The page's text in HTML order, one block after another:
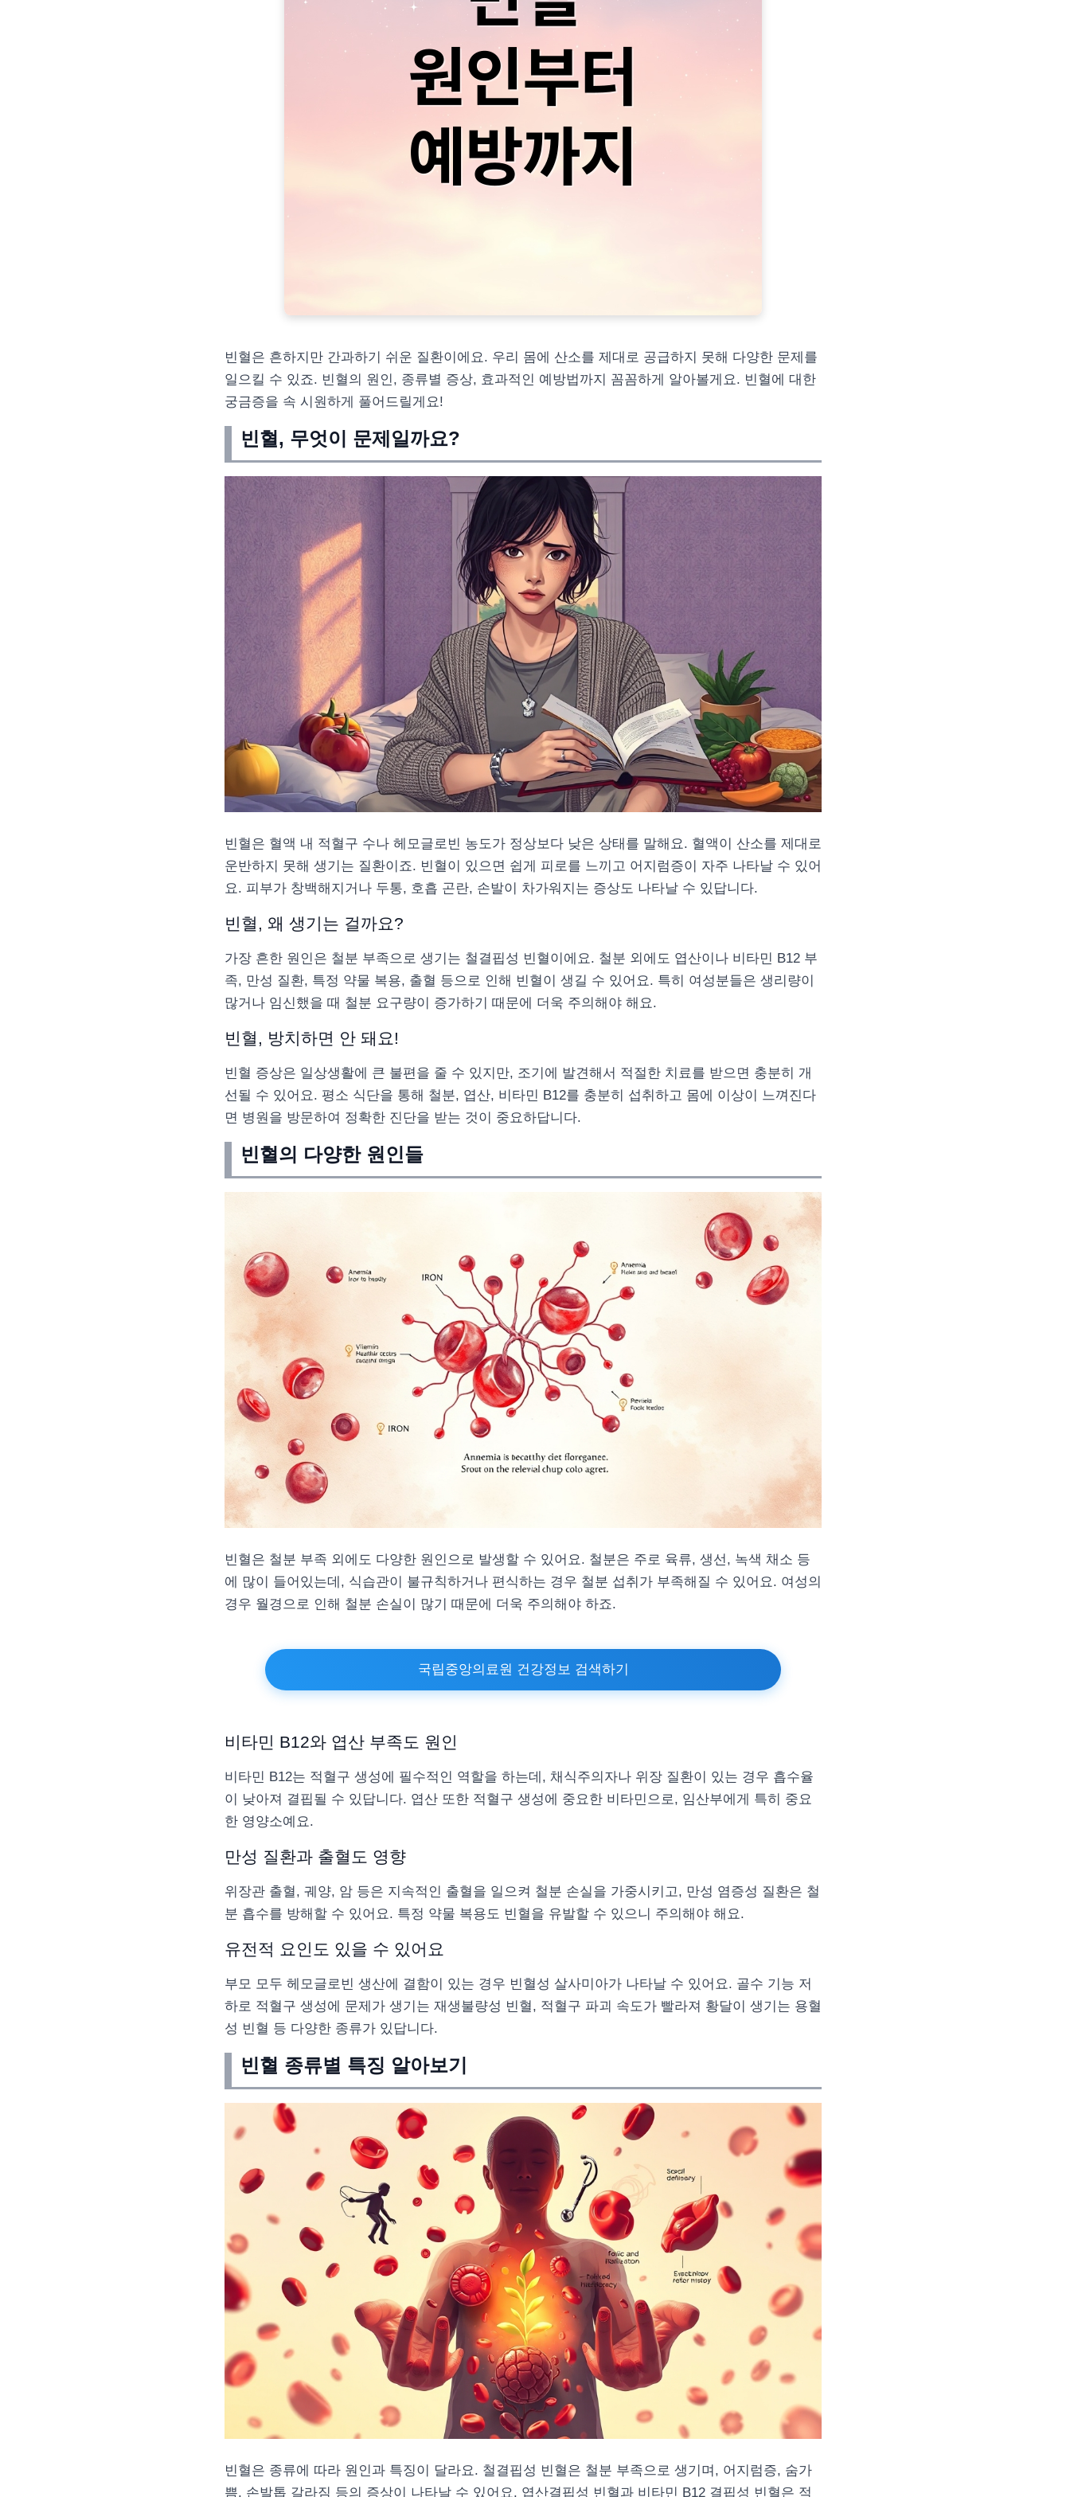
빈혈은 흔하지만 간과하기 쉬운 질환이에요. 우리 몸에 산소를 제대로 공급하지 못해 다양한 문제를
일으킬 수 있죠. 빈혈의 원인, 종류별 증상, 효과적인 예방법까지 꼼꼼하게 알아볼게요. 빈혈에 대한
궁금증을 속 시원하게 풀어드릴게요!
빈혈, 무엇이 문제일까요?
빈혈은 혈액 내 적혈구 수나 헤모글로빈 농도가 정상보다 낮은 상태를 말해요. 혈액이 산소를 제대로
운반하지 못해 생기는 질환이죠. 빈혈이 있으면 쉽게 피로를 느끼고 어지럼증이 자주 나타날 수 있어
요. 피부가 창백해지거나 두통, 호흡 곤란, 손발이 차가워지는 증상도 나타날 수 있답니다.
빈혈, 왜 생기는 걸까요?
가장 흔한 원인은 철분 부족으로 생기는 철결핍성 빈혈이에요. 철분 외에도 엽산이나 비타민 B12 부
족, 만성 질환, 특정 약물 복용, 출혈 등으로 인해 빈혈이 생길 수 있어요. 특히 여성분들은 생리량이
많거나 임신했을 때 철분 요구량이 증가하기 때문에 더욱 주의해야 해요.
빈혈, 방치하면 안 돼요!
빈혈 증상은 일상생활에 큰 불편을 줄 수 있지만, 조기에 발견해서 적절한 치료를 받으면 충분히 개
선될 수 있어요. 평소 식단을 통해 철분, 엽산, 비타민 B12를 충분히 섭취하고 몸에 이상이 느껴진다
면 병원을 방문하여 정확한 진단을 받는 것이 중요하답니다.
빈혈의 다양한 원인들
빈혈은 철분 부족 외에도 다양한 원인으로 발생할 수 있어요. 철분은 주로 육류, 생선, 녹색 채소 등
에 많이 들어있는데, 식습관이 불규칙하거나 편식하는 경우 철분 섭취가 부족해질 수 있어요. 여성의
경우 월경으로 인해 철분 손실이 많기 때문에 더욱 주의해야 하죠.
국립중앙의료원 건강정보 검색하기
비타민 B12와 엽산 부족도 원인
비타민 B12는 적혈구 생성에 필수적인 역할을 하는데, 채식주의자나 위장 질환이 있는 경우 흡수율
이 낮아져 결핍될 수 있답니다. 엽산 또한 적혈구 생성에 중요한 비타민으로, 임산부에게 특히 중요
한 영양소예요.
만성 질환과 출혈도 영향
위장관 출혈, 궤양, 암 등은 지속적인 출혈을 일으켜 철분 손실을 가중시키고, 만성 염증성 질환은 철
분 흡수를 방해할 수 있어요. 특정 약물 복용도 빈혈을 유발할 수 있으니 주의해야 해요.
유전적 요인도 있을 수 있어요
부모 모두 헤모글로빈 생산에 결함이 있는 경우 빈혈성 살사미아가 나타날 수 있어요. 골수 기능 저
하로 적혈구 생성에 문제가 생기는 재생불량성 빈혈, 적혈구 파괴 속도가 빨라져 황달이 생기는 용혈
성 빈혈 등 다양한 종류가 있답니다.
빈혈 종류별 특징 알아보기
빈혈은 종류에 따라 원인과 특징이 달라요. 철결핍성 빈혈은 철분 부족으로 생기며, 어지럼증, 숨가
쁨, 손발톱 갈라짐 등의 증상이 나타날 수 있어요. 엽산결핍성 빈혈과 비타민 B12 결핍성 빈혈은 적